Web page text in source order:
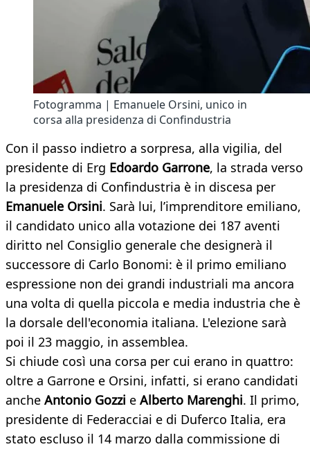
Fotogramma | Emanuele Orsini, unico in
corsa alla presidenza di Confindustria
Con il passo indietro a sorpresa, alla vigilia, del
presidente di Erg Edoardo Garrone, la strada verso
la presidenza di Confindustria è in discesa per
Emanuele Orsini. Sarà lui, l’imprenditore emiliano,
il candidato unico alla votazione dei 187 aventi
diritto nel Consiglio generale che designerà il
successore di Carlo Bonomi: è il primo emiliano
espressione non dei grandi industriali ma ancora
una volta di quella piccola e media industria che è
la dorsale dell'economia italiana. L'elezione sarà
poi il 23 maggio, in assemblea.
Si chiude così una corsa per cui erano in quattro:
oltre a Garrone e Orsini, infatti, si erano candidati
anche Antonio Gozzi e Alberto Marenghi. Il primo,
presidente di Federacciai e di Duferco Italia, era
stato escluso il 14 marzo dalla commissione di